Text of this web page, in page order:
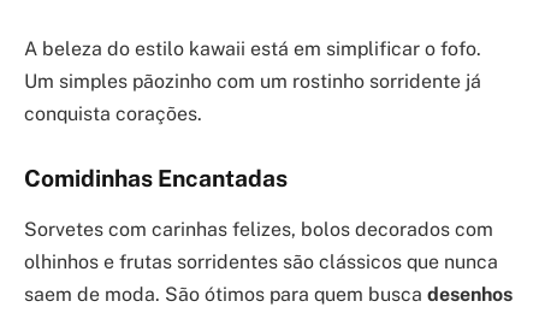
A beleza do estilo kawaii está em simplificar o fofo.
Um simples pãozinho com um rostinho sorridente já
conquista corações.
Comidinhas Encantadas
Sorvetes com carinhas felizes, bolos decorados com
olhinhos e frutas sorridentes são clássicos que nunca
saem de moda. São ótimos para quem busca desenhos